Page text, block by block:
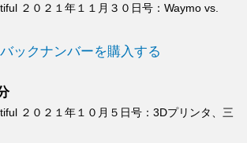
２０２１年１１月３０日号：Waymo vs.
ックナンバーを購入する
２０２１年１０月５日号：3Dプリンタ、三